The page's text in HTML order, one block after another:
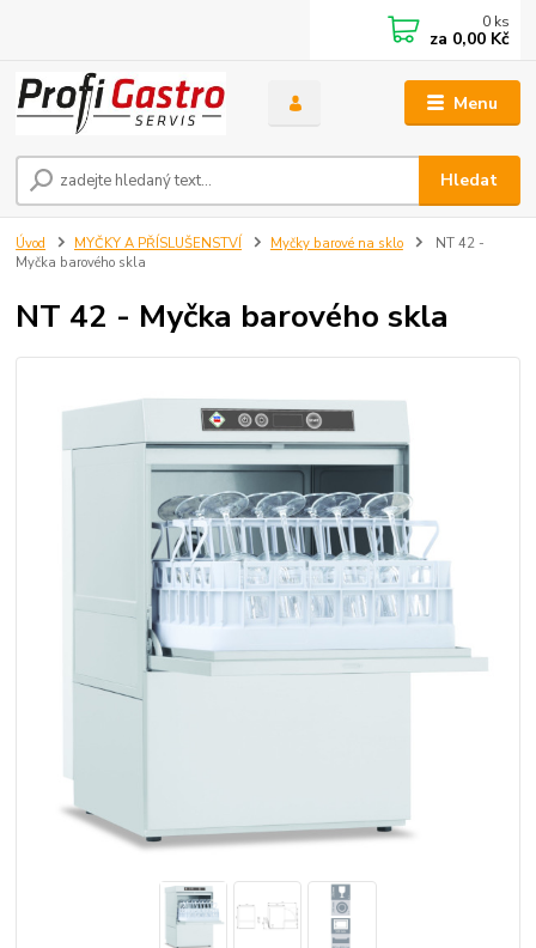
Menu
Hledat
0 ks
za 0,00 Kč
Úvod MYČKY A PŘÍSLUŠENSTVÍ Myčky barové na sklo
NT 42 -
Myčka barového skla
NT 42 - Myčka barového skla